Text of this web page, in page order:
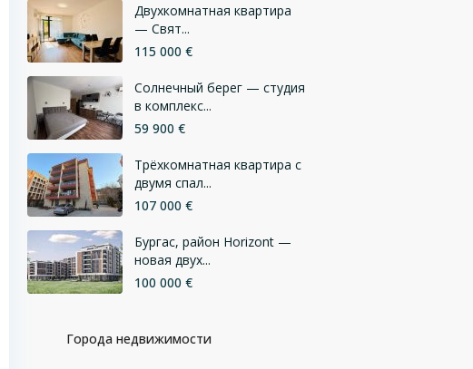
Двухкомнатная квартира
— Свят...
115 000 €
Солнечный берег — студия
в комплекс...
59 900 €
Трёхкомнатная квартира с
двумя спал...
107 000 €
Бургас, район Horizont —
новая двух...
100 000 €
Города недвижимости